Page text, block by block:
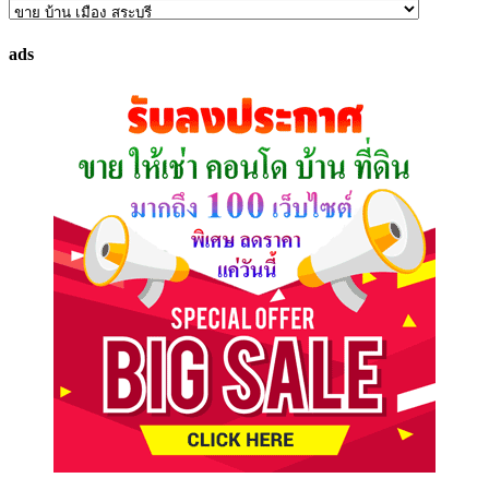
ค้นหา
ที่
ads